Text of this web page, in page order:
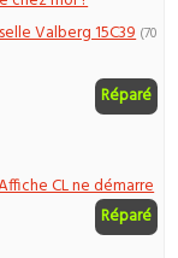
Valberg 15C39 (70
Réparé
CL ne démarre
Réparé